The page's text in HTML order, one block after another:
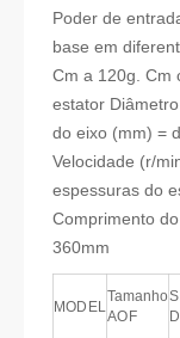
Poder de
base em
Cm a 120g. Cm
estator
do eixo (mm) =
Velocidade (r/
espessuras do
Comprimento
360mm
MODEL
Tamanho
AOF